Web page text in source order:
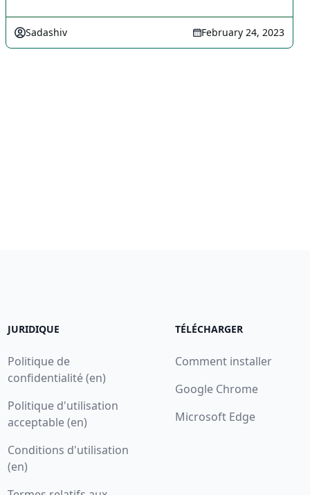
Sadashiv February 24, 2023
JURIDIQUE
Politique de
confidentialité (en)
Politique d'utilisation
acceptable (en)
Conditions d'utilisation
(en)
TÉLÉCHARGER
Comment installer
Google Chrome
Microsoft Edge